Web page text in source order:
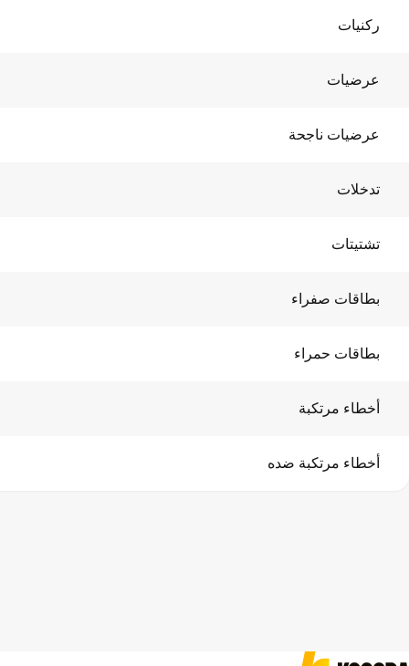
ركنيات
عرضيات
عرضيات ناجحة
تدخلات
تشتيتات
بطاقات صفراء
بطاقات حمراء
أخطاء مرتكبة
أخطاء مرتكبة ضده